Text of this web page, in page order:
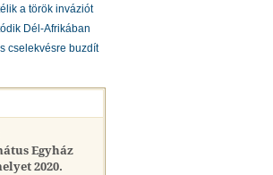
a török inváziót
Dél-Afrikában
cselekvésre buzdít
Egyház
2020.